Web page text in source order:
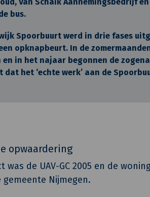
bus.
Spoorbuurt werd in drie fases
opknapbeurt. In de
in het najaar begonnen de
dat het ‘echte werk’ aan de
opwaardering
de UAV-GC 2005 en de
Nijmegen.